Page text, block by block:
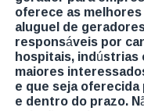
oferece as
aluguel de
responsáveis por
hospitais, indústrias
maiores
e que seja
e dentro do prazo.